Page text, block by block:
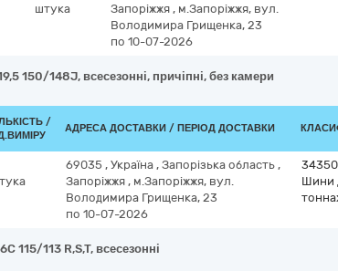
штука
Запоріжжя , м.Запоріжжя, вул.
Володимира Грищенка, 23
по 10-07-2026
150/148J, всесезонні, причіпні, без камери
/
АДРЕСА ДОСТАВКИ / ПЕРІОД ДОСТАВКИ
69035 , Україна , Запорізька область ,
Запоріжжя , м.Запоріжжя, вул.
Володимира Грищенка, 23
по 10-07-2026
Шини
115/113 R,S,T, всесезонні